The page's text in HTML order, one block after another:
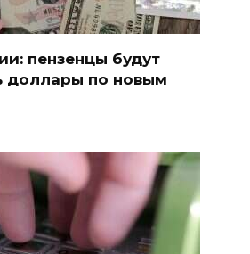
пензенцы будут
доллары по новым